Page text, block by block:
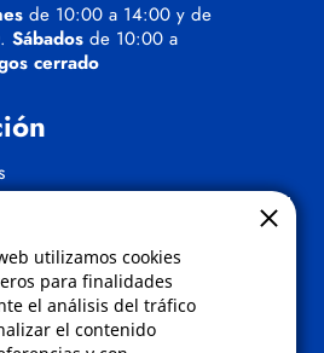
utilizamos cookies
para finalidades
el análisis del tráfico
el contenido
de 10:00 a 14:00 y de
Sábados de 10:00 a
cerrado
compra